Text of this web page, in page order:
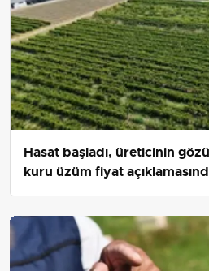
Hasat başladı, üreticinin
kuru üzüm fiyat